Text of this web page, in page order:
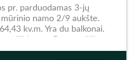
pr. parduodamas 3-jų
namo 2/9 aukšte.
kv.m. Yra du balkonai.
remontas. Rami vieta,